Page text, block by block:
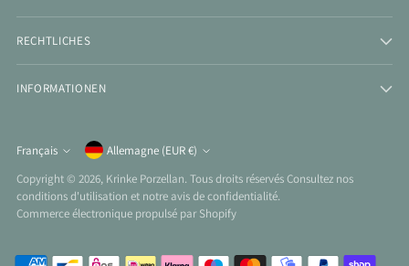
RECHTLICHES
INFORMATIONEN
Langue
Français Monnaie
Allemagne (EUR €)
Copyright © 2026, Krinke Porzellan. Tous droits réservés Consultez nos
conditions d'utilisation et notre avis de confidentialité.
Commerce électronique propulsé par Shopify